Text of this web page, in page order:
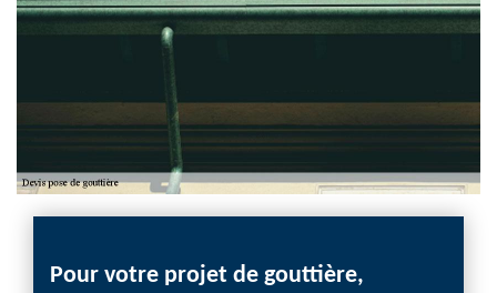
Pour votre projet de gouttière,